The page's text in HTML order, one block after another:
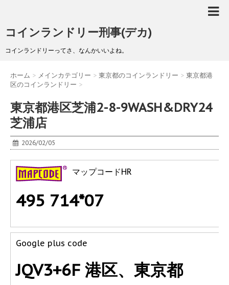
コインランドリー刑事(デカ)
コインランドリーってさ、なんかいいよね。
ホーム > メインカテゴリー > 東京都のコインランドリー > 東京都港
区のコインランドリー >
東京都港区芝浦2-8-9WASH&DRY24
芝浦店
2026/02/05
マップコードHR
495 714*07
Google plus code
JQV3+6F 港区、東京都